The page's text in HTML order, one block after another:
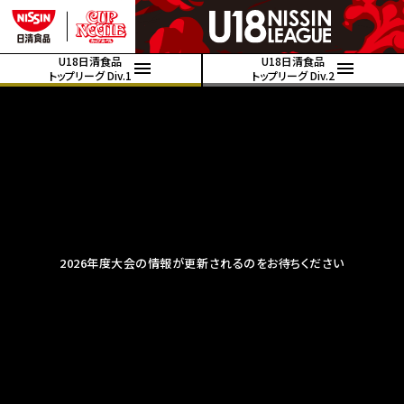
U18日清食品
トップリーグ Div.1
U18日清食品
トップリーグ Div.2
2026年度大会の情報が更新されるのをお待ちください